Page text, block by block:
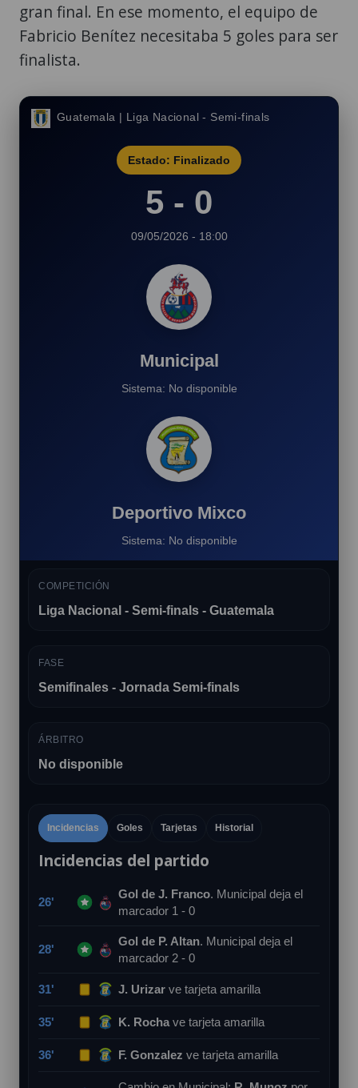
gran final. En ese momento, el equipo de
Fabricio Benítez necesitaba 5 goles para ser
finalista.
Guatemala | Liga Nacional - Semi-finals
Municipal
Sistema: No disponible
Estado: Finalizado
5 - 0
09/05/2026 - 18:00
Deportivo Mixco
Sistema: No disponible
COMPETICIÓN
Liga Nacional - Semi-finals - Guatemala
FASE
Semifinales - Jornada Semi-finals
ÁRBITRO
No disponible
Incidencias Goles Tarjetas Historial
Incidencias del partido
26'
Gol de J. Franco. Municipal deja el
marcador 1 - 0
28'
Gol de P. Altan. Municipal deja el
marcador 2 - 0
31' J. Urizar ve tarjeta amarilla
35' K. Rocha ve tarjeta amarilla
36' F. Gonzalez ve tarjeta amarilla